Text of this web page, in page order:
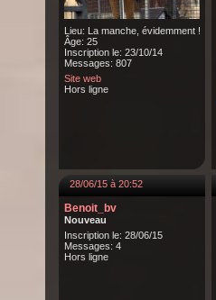
Lieu: La manche, évidemment !
Âge: 25
Inscription le: 23/10/14
Messages: 807
Site web
Hors ligne
28/06/15 à 20:52
Benoit_bv
Nouveau
Inscription le: 28/06/15
Messages: 4
Hors ligne